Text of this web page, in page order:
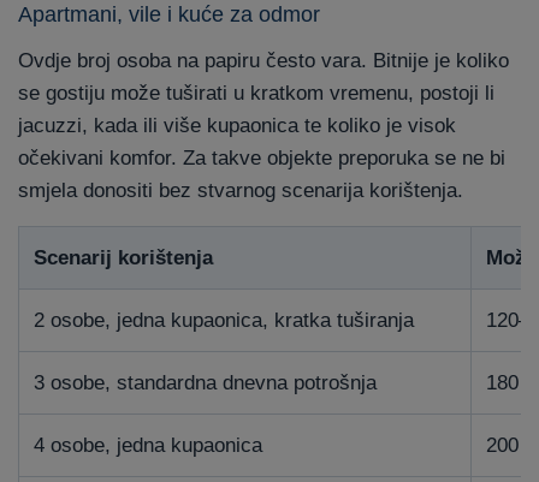
Apartmani, vile i kuće za odmor
Ovdje broj osoba na papiru često vara. Bitnije je koliko
se gostiju može tuširati u kratkom vremenu, postoji li
jacuzzi, kada ili više kupaonica te koliko je visok
očekivani komfor. Za takve objekte preporuka se ne bi
smjela donositi bez stvarnog scenarija korištenja.
Scenarij korištenja
2 osobe, jedna kupaonica, kratka tuširanja
3 osobe, standardna dnevna potrošnja 180 L
4 osobe, jedna kupaonica 200 L